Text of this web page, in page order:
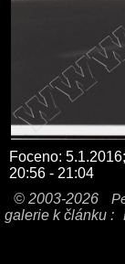
Foceno:
20:56 - 21:04
© 2003-2026
galerie k článku :